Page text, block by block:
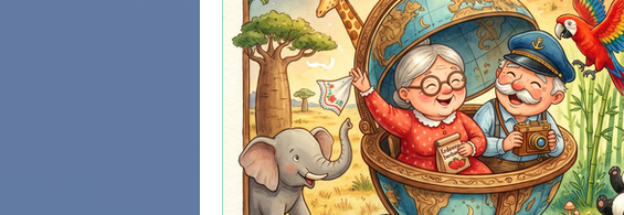
Lustig Monsterchen Märchen
Fantasie Familie Abenteuer
Hunde Drache Weltall Riese